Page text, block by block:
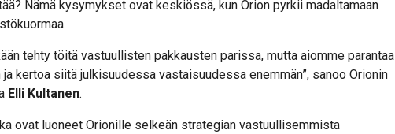
Nämä kysymykset ovat keskiössä, kun Orion pyrkii madaltamaan
tehty töitä vastuullisten pakkausten parissa, mutta aiomme parantaa
kertoa siitä julkisuudessa vastaisuudessa enemmän”, sanoo Orionin
Elli Kultanen.
ovat luoneet Orionille selkeän strategian vastuullisemmista